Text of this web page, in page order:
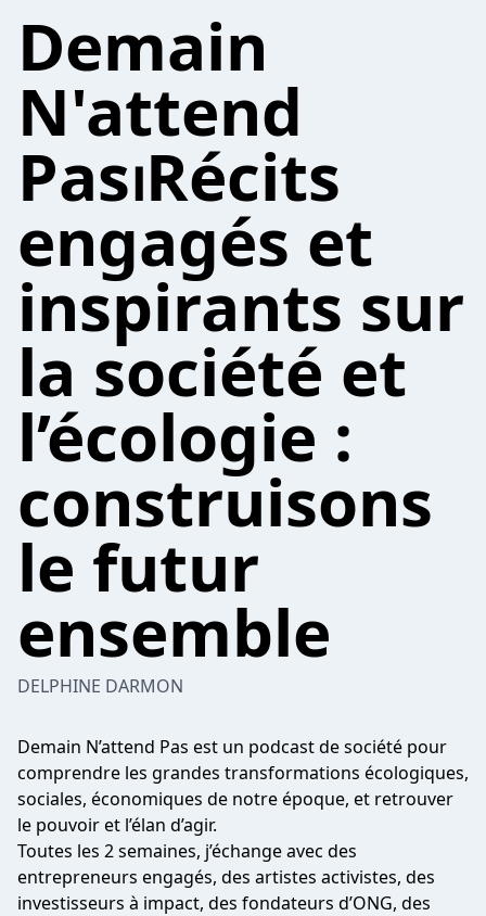
Demain
N'attend
Pas⏐Récits
engagés et
inspirants sur
la société et
l’écologie :
construisons
le futur
ensemble
DELPHINE DARMON
Demain N’attend Pas est un podcast de société pour
comprendre les grandes transformations écologiques,
sociales, économiques de notre époque, et retrouver
le pouvoir et l’élan d’agir.
Toutes les 2 semaines, j’échange avec des
entrepreneurs engagés, des artistes activistes, des
investisseurs à impact, des fondateurs d’ONG, des